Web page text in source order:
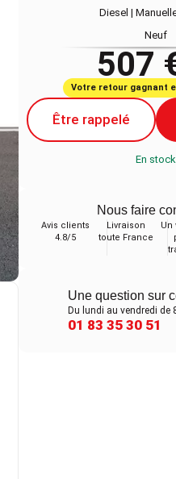
Diesel |
Neuf
507
Votre retour gagnant
Être rappelé
En stock
Nous faire
Avis clients
4.8/5
Livraison
toute France
Un
Une question sur
Du lundi au vendredi de
01 83 35 30 51